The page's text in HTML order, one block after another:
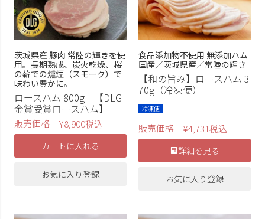
茨城県産 豚肉 常陸の輝きを使
用。長期熟成、炭火乾燥、桜
の薪での燻煙（スモーク）で
味わい豊かに。
ロースハム 800g 【DLG
金賞受賞ロースハム】
販売価格 ¥8,900税込
カートに入れる
お気に入り登録
食品添加物不使用 無添加ハム
国産／茨城県産／常陸の輝き
【和の旨み】ロースハム 3
70g（冷凍便）
冷凍便
販売価格 ¥4,731税込
詳細を見る
お気に入り登録